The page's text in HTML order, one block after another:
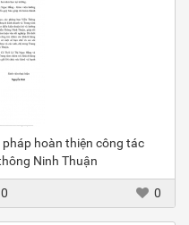
hoàn thiện công tác
Ninh Thuận
0 0